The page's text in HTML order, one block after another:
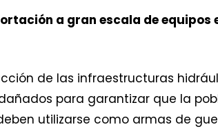
a gran escala de equipos
de las infraestructuras
para garantizar que la
utilizarse como armas de